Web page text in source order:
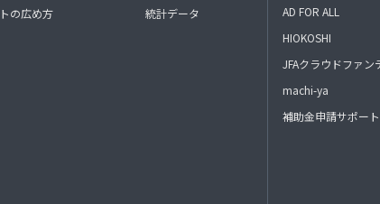
の広め方
統計データ
AD FOR ALL
HIOKOSHI
JFAクラウドファン
machi-ya
補助金申請サポート